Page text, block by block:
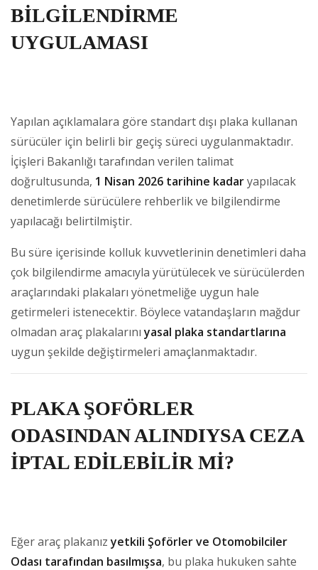
BİLGİLENDİRME
UYGULAMASI
Yapılan açıklamalara göre standart dışı plaka kullanan
sürücüler için belirli bir geçiş süreci uygulanmaktadır.
İçişleri Bakanlığı tarafından verilen talimat
doğrultusunda, 1 Nisan 2026 tarihine kadaryapılacak
denetimlerde sürücülere rehberlik ve bilgilendirme
yapılacağı belirtilmiştir.
Bu süre içerisinde kolluk kuvvetlerinin denetimleri daha
çok bilgilendirme amacıyla yürütülecek ve sürücülerden
araçlarındaki plakaları yönetmeliğe uygun hale
getirmeleri istenecektir. Böylece vatandaşların mağdur
olmadan araç plakalarınıyasal plaka standartlarına
uygun şekilde değiştirmeleri amaçlanmaktadır.
PLAKA ŞOFÖRLER
ODASINDAN ALINDIYSA CEZA
İPTAL EDİLEBİLİR Mİ?
Eğer araç plakanızyetkili Şoförler ve Otomobilciler
Odası tarafından basılmışsa, bu plaka hukuken sahte